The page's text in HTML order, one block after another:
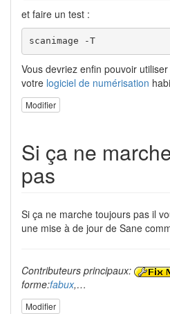
et faire un test :
scanimage -T
Vous devriez enfin pouvoir
votre logiciel de numérisation
Modifier
Si ça ne
pas
Si ça ne marche toujours pas il
une mise à de jour de Sane
Contributeurs principaux:
forme:fabux,…
Modifier